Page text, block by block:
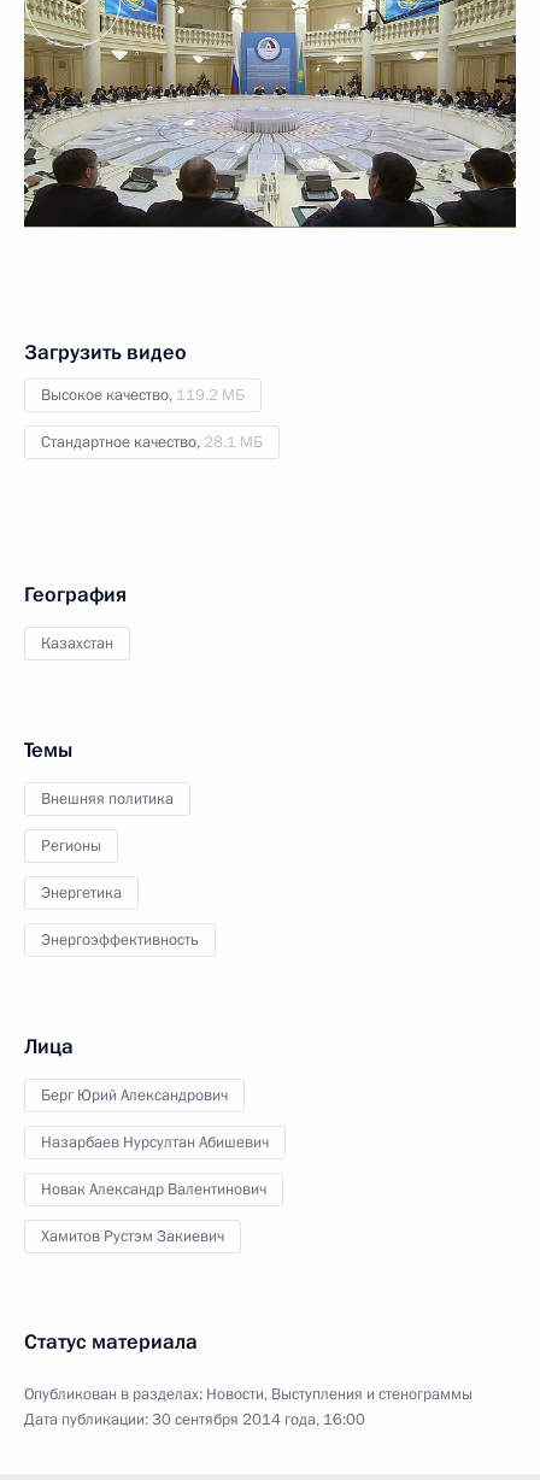
Загрузить видео
Высокое качество, 119.2 МБ
Стандартное качество, 28.1 МБ
География
Казахстан
Темы
Внешняя политика
Регионы
Энергетика
Энергоэффективность
Лица
Берг Юрий Александрович
Назарбаев Нурсултан Абишевич
Новак Александр Валентинович
Хамитов Рустэм Закиевич
Статус материала
Опубликован в разделах: Новости, Выступления и стенограммы
Дата публикации:30 сентября 2014 года, 16:00